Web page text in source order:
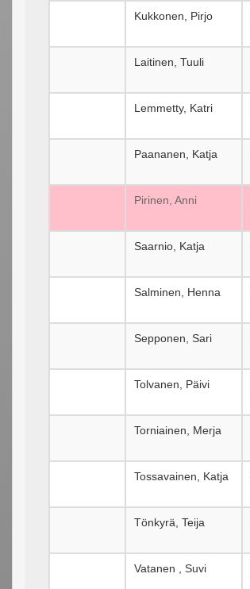
Kukkonen, Pirjo
Laitinen, Tuuli
Lemmetty, Katri
Paananen, Katja
Pirinen, Anni
Saarnio, Katja
Salminen, Henna
Sepponen, Sari
Tolvanen, Päivi
Torniainen, Merja
Tossavainen, Katja
Tönkyrä, Teija
Vatanen , Suvi